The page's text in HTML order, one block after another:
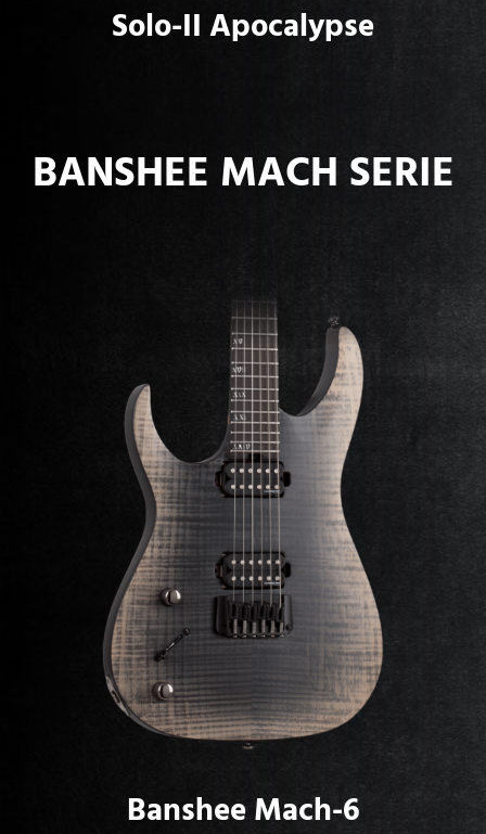
Solo-II Apocalypse
BANSHEE MACH SERIE
Banshee Mach-6